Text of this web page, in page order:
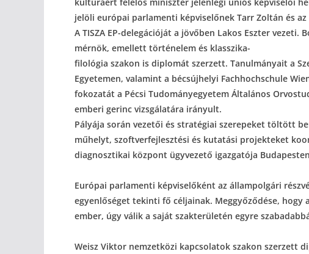
jelöli európai parlamenti képviselőnek Tarr Zoltán és
A TISZA EP-delegációját a jövőben Lakos Eszter vezeti.
mérnök, emellett történelem és klasszika-
filológia szakon is diplomát szerzett. Tanulmányait a
Egyetemen, valamint a bécsújhelyi Fachhochschule
fokozatát a Pécsi Tudományegyetem Általános
emberi gerinc vizsgálatára irányult.
Pályája során vezetői és stratégiai szerepeket töltött
műhelyt, szoftverfejlesztési és kutatási projekteket
diagnosztikai központ ügyvezető igazgatója
Európai parlamenti képviselőként az állampolgári
egyenlőséget tekinti fő céljainak. Meggyőződése,
ember, úgy válik a saját szakterületén egyre
Weisz Viktor nemzetközi kapcsolatok szakon szerzett